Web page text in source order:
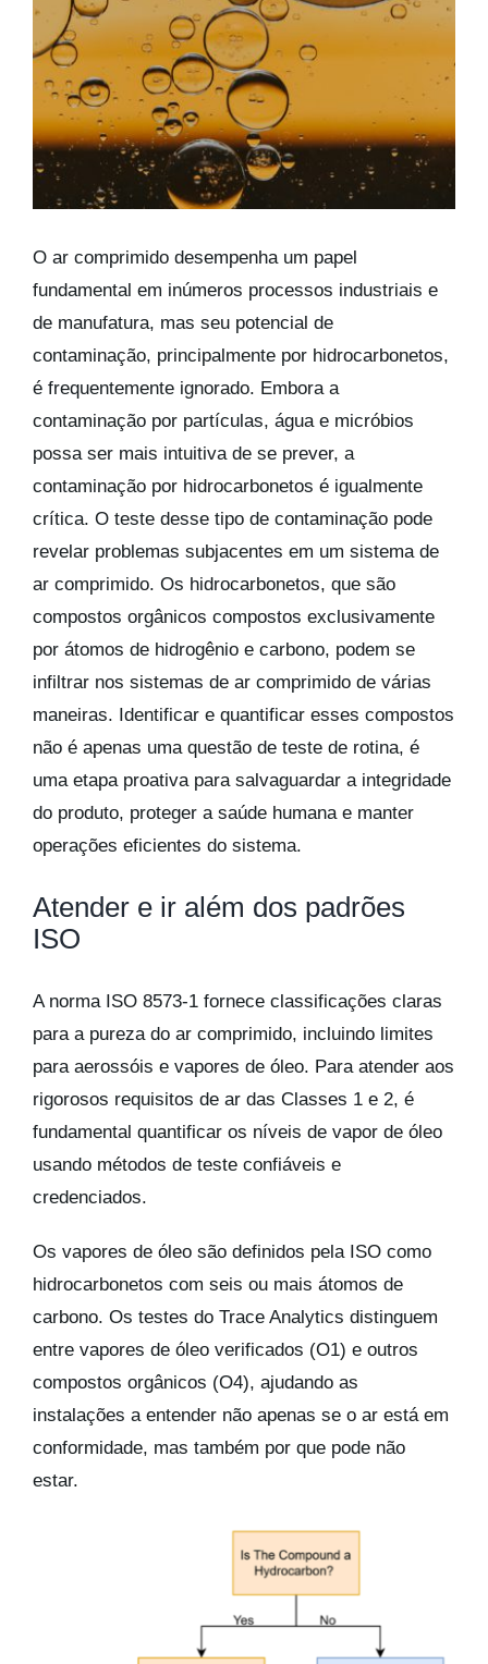
Kits AirCheck
Account
O ar comprimido desempenha um papel
fundamental em inúmeros processos industriais e
de manufatura, mas seu potencial de
contaminação, principalmente por hidrocarbonetos,
é frequentemente ignorado. Embora a
contaminação por partículas, água e micróbios
possa ser mais intuitiva de se prever, a
contaminação por hidrocarbonetos é igualmente
crítica. O teste desse tipo de contaminação pode
revelar problemas subjacentes em um sistema de
ar comprimido. Os hidrocarbonetos, que são
compostos orgânicos compostos exclusivamente
por átomos de hidrogênio e carbono, podem se
infiltrar nos sistemas de ar comprimido de várias
maneiras. Identificar e quantificar esses compostos
não é apenas uma questão de teste de rotina, é
uma etapa proativa para salvaguardar a integridade
do produto, proteger a saúde humana e manter
operações eficientes do sistema.
Atender e ir além dos padrões
ISO
A norma ISO 8573-1 fornece classificações claras
para a pureza do ar comprimido, incluindo limites
para aerossóis e vapores de óleo. Para atender aos
rigorosos requisitos de ar das Classes 1 e 2, é
fundamental quantificar os níveis de vapor de óleo
usando métodos de teste confiáveis e
credenciados.
Os vapores de óleo são definidos pela ISO como
hidrocarbonetos com seis ou mais átomos de
carbono. Os testes do Trace Analytics distinguem
entre vapores de óleo verificados (O1) e outros
compostos orgânicos (O4), ajudando as
instalações a entender não apenas se o ar está em
conformidade, mas também por que pode não
estar.